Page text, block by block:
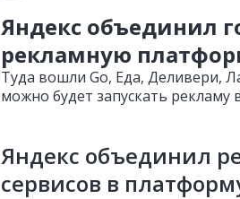
Яндекс объединил
рекламную
Туда вошли Go, Еда, Деливери,
можно будет запускать рекламу
Яндекс объединил
сервисов в